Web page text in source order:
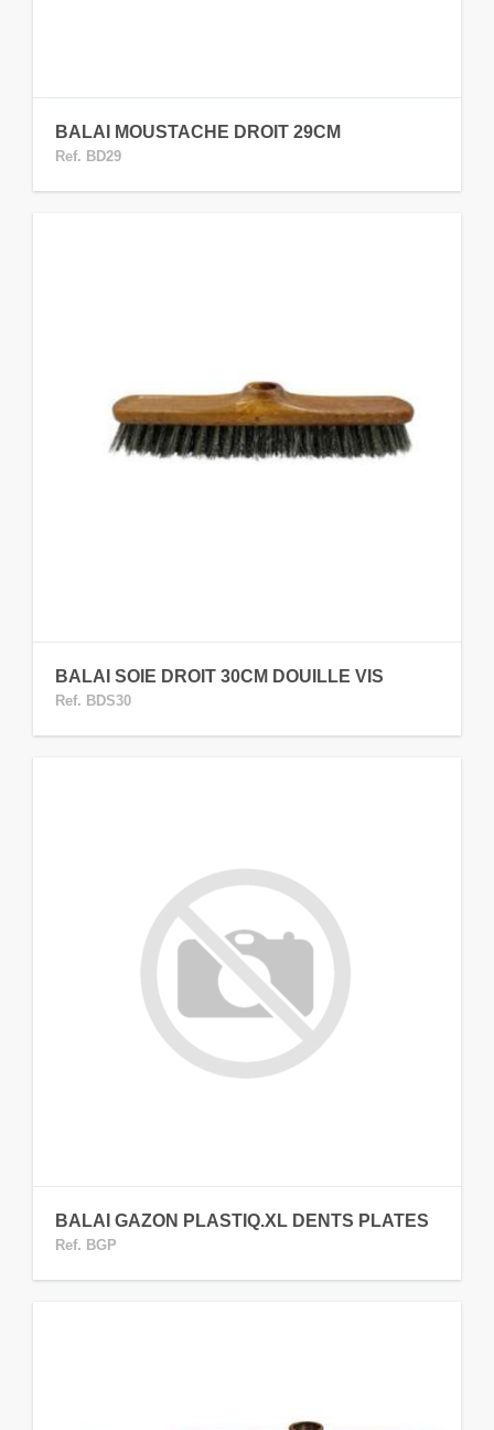
Ref. BD29
BALAI MOUSTACHE DROIT 29CM
Ref. BDS30
BALAI SOIE DROIT 30CM DOUILLE VIS
Ref. BGP
BALAI GAZON PLASTIQ.XL DENTS PLATES